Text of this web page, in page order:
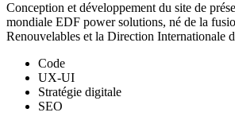
Conception et développement du site de
mondiale EDF power solutions, né de la
Renouvelables et la Direction Internationale
Code
UX-UI
Stratégie digitale
SEO